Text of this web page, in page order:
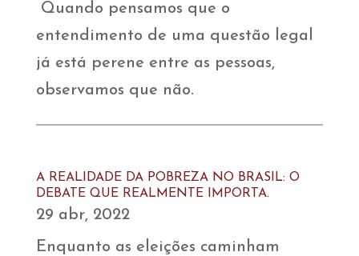
Quando pensamos que o
entendimento de uma questão legal
já está perene entre as pessoas,
observamos que não.
A REALIDADE DA POBREZA NO BRASIL: O
DEBATE QUE REALMENTE IMPORTA.
29 abr, 2022
Enquanto as eleições caminham